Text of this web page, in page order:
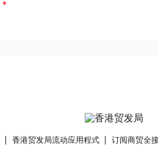
香港贸发局流动应用程式 订阅商贸全